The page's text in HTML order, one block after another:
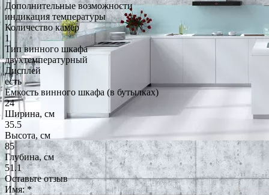
Дополнительные возможности
индикация температуры
Количество камер
1
Тип винного шкафа
двухтемпературный
Дисплей
есть
Емкость винного шкафа (в бутылках)
24
Ширина, см
35.5
Высота, см
85
Глубина, см
51.1
Оставьте отзыв
Имя:*